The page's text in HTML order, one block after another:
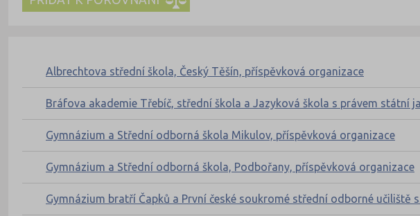
Albrechtova střední škola, Český Těšín, příspěvková organizace
Bráfova akademie Třebíč, střední škola a Jazyková škola s právem státní
Gymnázium a Střední odborná škola Mikulov, příspěvková organizace
Gymnázium a Střední odborná škola, Podbořany, příspěvková organizace
Gymnázium bratří Čapků a První české soukromé střední odborné učiliště